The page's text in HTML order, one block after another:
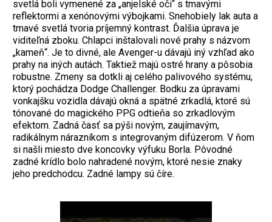
svetlá boli vymenené za „anjelské oči“ s tmavými
reflektormi a xenónovými výbojkami. Snehobiely lak auta a
tmavé svetlá tvoria príjemný kontrast. Ďalšia úprava je
viditeľná zboku. Chlapci inštalovali nové prahy s názvom
„kameň“. Je to divné, ale Avenger-u dávajú iný vzhľad ako
prahy na iných autách. Taktiež majú ostré hrany a pôsobia
robustne. Zmeny sa dotkli aj celého palivového systému,
ktorý pochádza Dodge Challenger. Bodku za úpravami
vonkajšku vozidla dávajú okná a spätné zrkadlá, ktoré sú
tónované do magického PPG odtieňa so zrkadlovým
efektom. Zadná časť sa pýši novým, zaujímavým,
radikálnym nárazníkom s integrovaným difúzerom. V ňom
si našli miesto dve koncovky výfuku Borla. Pôvodné
zadné krídlo bolo nahradené novým, ktoré nesie znaky
jeho predchodcu. Zadné lampy sú číre.